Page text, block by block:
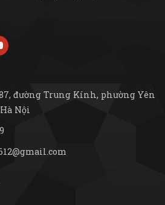
đường Trung Kính, phường Yên
Nội